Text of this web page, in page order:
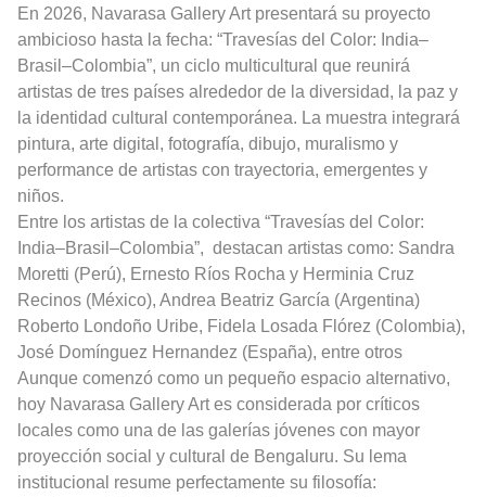
En 2026, Navarasa Gallery Art presentará su proyecto
ambicioso hasta la fecha: “Travesías del Color: India–
Brasil–Colombia”, un ciclo multicultural que reunirá
artistas de tres países alrededor de la diversidad, la paz y
la identidad cultural contemporánea. La muestra integrará
pintura, arte digital, fotografía, dibujo, muralismo y
performance de artistas con trayectoria, emergentes y
niños.
Entre los artistas de la colectiva “Travesías del Color:
India–Brasil–Colombia”, destacan artistas como: Sandra
Moretti (Perú), Ernesto Ríos Rocha y Herminia Cruz
Recinos (México), Andrea Beatriz García (Argentina)
Roberto Londoño Uribe, Fidela Losada Flórez (Colombia),
José Domínguez Hernandez (España), entre otros
Aunque comenzó como un pequeño espacio alternativo,
hoy Navarasa Gallery Art es considerada por críticos
locales como una de las galerías jóvenes con mayor
proyección social y cultural de Bengaluru. Su lema
institucional resume perfectamente su filosofía: